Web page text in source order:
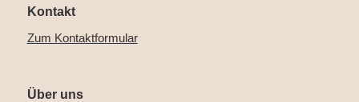
Kontakt
Zum Kontaktformular
Über uns